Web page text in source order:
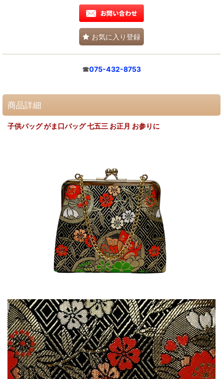
お気に入り登録
☎075-432-8753
商品詳細
子供バッグ がま口バッグ 七五三 お正月 お参りに